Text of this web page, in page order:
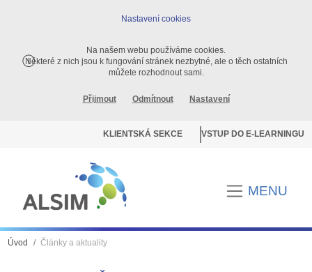
Nastavení cookies
Na našem webu používáme cookies.
Některé z nich jsou k fungování stránek nezbytné, ale o těch ostatních
můžete rozhodnout sami.
Přijmout Odmítnout Nastavení
KLIENTSKÁ SEKCE VSTUP DO E-LEARNINGU
MENU
Úvod Články a aktuality